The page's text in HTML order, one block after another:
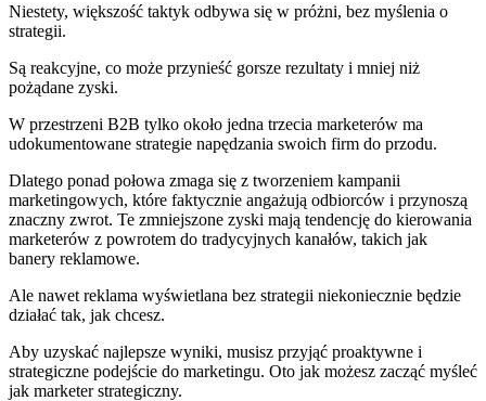
Niestety, większość taktyk odbywa się w próżni, bez myślenia o
strategii.
Są reakcyjne, co może przynieść gorsze rezultaty i mniej niż
pożądane zyski.
W przestrzeni B2B tylko około jedna trzecia marketerów ma
udokumentowane strategie napędzania swoich firm do przodu.
Dlatego ponad połowa zmaga się z tworzeniem kampanii
marketingowych, które faktycznie angażują odbiorców i przynoszą
znaczny zwrot. Te zmniejszone zyski mają tendencję do kierowania
marketerów z powrotem do tradycyjnych kanałów, takich jak
banery reklamowe.
Ale nawet reklama wyświetlana bez strategii niekoniecznie będzie
działać tak, jak chcesz.
Aby uzyskać najlepsze wyniki, musisz przyjąć proaktywne i
strategiczne podejście do marketingu. Oto jak możesz zacząć myśleć
jak marketer strategiczny.